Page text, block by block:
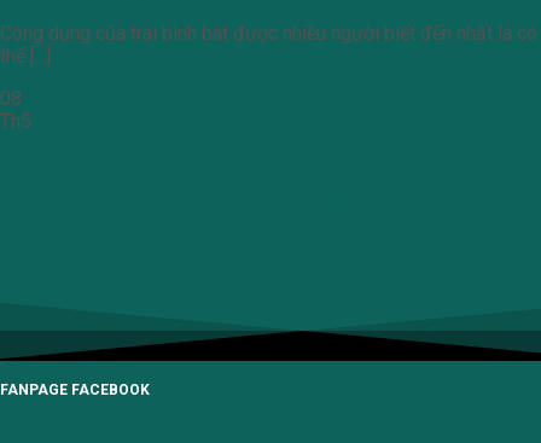
Công dụng của trái bình bát được nhiều người biết đến nhất là có
thể [...]
08
Th5
FANPAGE FACEBOOK